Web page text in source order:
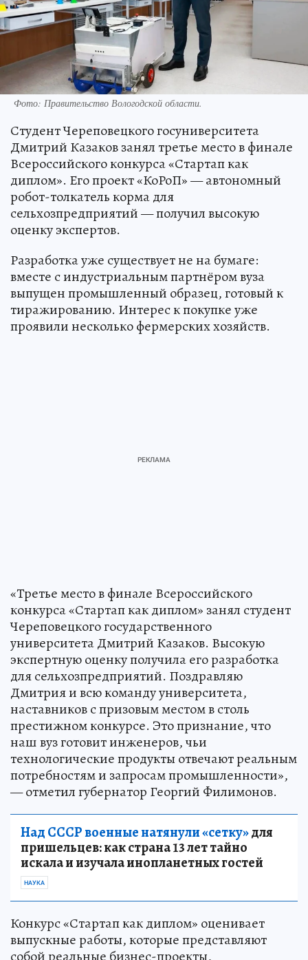
Фото: Правительство Вологодской области.
Студент Череповецкого госуниверситета
Дмитрий Казаков занял третье место в финале
Всероссийского конкурса «Стартап как
диплом». Его проект «КоРоП» — автономный
робот-толкатель корма для
сельхозпредприятий — получил высокую
оценку экспертов.
Разработка уже существует не на бумаге:
вместе с индустриальным партнёром вуза
выпущен промышленный образец, готовый к
тиражированию. Интерес к покупке уже
проявили несколько фермерских хозяйств.
«Третье место в финале Всероссийского
конкурса «Стартап как диплом» занял студент
Череповецкого государственного
университета Дмитрий Казаков. Высокую
экспертную оценку получила его разработка
для сельхозпредприятий. Поздравляю
Дмитрия и всю команду университета,
наставников с призовым местом в столь
престижном конкурсе. Это признание, что
наш вуз готовит инженеров, чьи
технологические продукты отвечают реальным
потребностям и запросам промышленности»,
— отметил губернатор Георгий Филимонов.
Над СССР военные натянули «сетку»для
пришельцев: как страна 13 лет тайно
искала и изучала инопланетных гостей
НАУКА
Конкурс «Стартап как диплом» оценивает
выпускные работы, которые представляют